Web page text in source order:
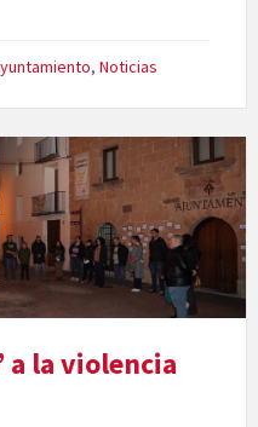
, Noticias
a la violencia